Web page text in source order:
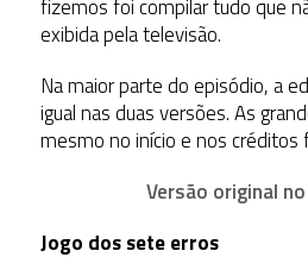
fizemos foi compilar tudo que
exibida pela televisão.
Na maior parte do episódio, a
igual nas duas versões. As
mesmo no início e nos créditos
Versão original
Jogo dos sete erros